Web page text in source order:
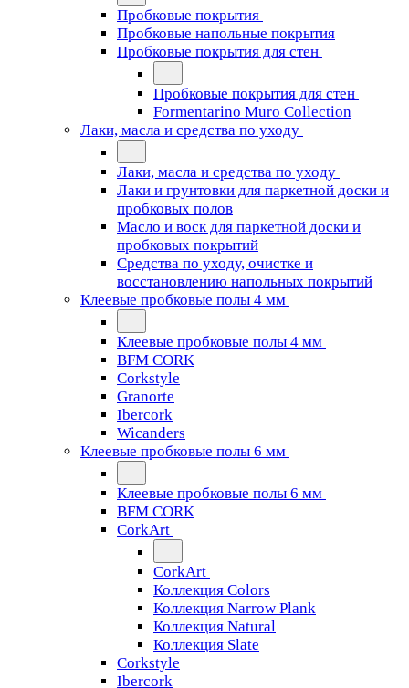
Пробковые покрытия
Пробковые напольные покрытия
Пробковые покрытия для стен
Пробковые покрытия для стен
Formentarino Muro Collection
Лаки, масла и средства по уходу
Лаки, масла и средства по уходу
Лаки и грунтовки для паркетной доски и
пробковых полов
Масло и воск для паркетной доски и
пробковых покрытий
Средства по уходу, очистке и
восстановлению напольных покрытий
Клеевые пробковые полы 4 мм
Клеевые пробковые полы 4 мм
BFM CORK
Corkstyle
Granorte
Ibercork
Wicanders
Клеевые пробковые полы 6 мм
Клеевые пробковые полы 6 мм
BFM CORK
CorkArt
CorkArt
Коллекция Colors
Коллекция Narrow Plank
Коллекция Natural
Коллекция Slate
Corkstyle
Ibercork